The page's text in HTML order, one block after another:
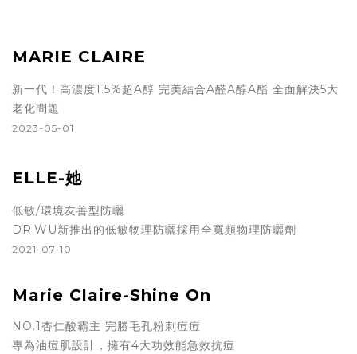
MARIE CLAIRE
新一代！高濃度1.5%超A醇 完美結合A醛A醇A酯 全面解決5大
老化問題
2023-05-01
ELLE-她
低敏/環境友善型防曬
DR.WU新推出的低敏物理防曬採用全寬頻物理防曬劑
2021-07-10
Marie Claire-Shine On
NO.1杏仁酸霸主 完勝毛孔粉刺痘痘
專為油痘肌設計，擁有4大功效能急效抗痘